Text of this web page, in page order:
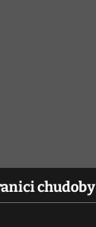
chudoby